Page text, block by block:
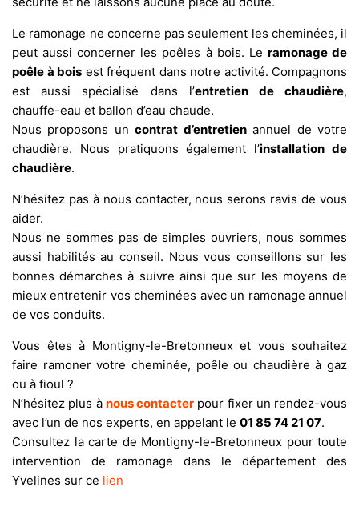
Le ramonage ne concerne pas seulement les cheminées, il
peut aussi concerner les poêles à bois. Le ramonage de
poêle à bois est fréquent dans notre activité. Compagnons
est aussi spécialisé dans l’entretien de chaudière,
chauffe-eau et ballon d’eau chaude.
Nous proposons uncontrat d’entretienannuel de votre
chaudière. Nous pratiquons également l’installation de
chaudière.
N’hésitez pas à nous contacter, nous serons ravis de vous
aider.
Nous ne sommes pas de simples ouvriers, nous sommes
aussi habilités au conseil. Nous vous conseillons sur les
bonnes démarches à suivre ainsi que sur les moyens de
mieux entretenir vos cheminées avec un ramonage annuel
de vos conduits.
Vous êtes à Montigny-le-Bretonneux et vous souhaitez
faire ramoner votre cheminée, poêle ou chaudière à gaz
ou à fioul ?
N’hésitez plus à nous contacter pour fixer un rendez-vous
avec l’un de nos experts, en appelant le 01 85 74 21 07.
Consultez la carte de Montigny-le-Bretonneux pour toute
intervention de ramonage dans le département des
Yvelines sur ce lien